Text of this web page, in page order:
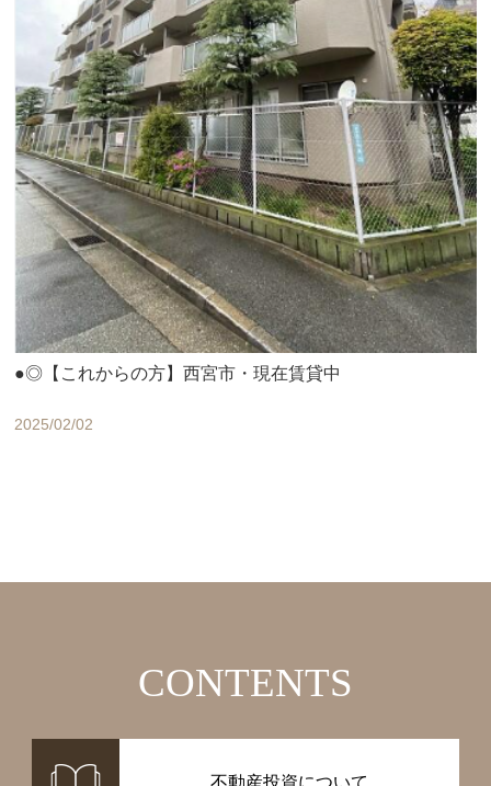
●◎【これからの方】西宮市・現在賃貸中
2025/02/02
CONTENTS
不動産投資について